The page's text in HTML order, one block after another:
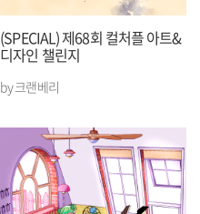
(SPECIAL) 제68회 컬처플 아트&
디자인 챌린지
by 크랜베리